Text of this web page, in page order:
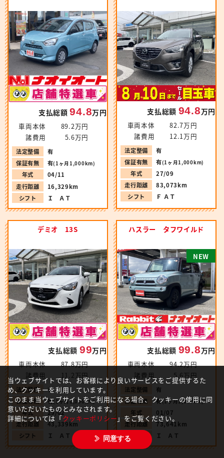
支払総額94.8万円
車両本体
89.2万円
諸費用
5.6万円
法定整備
有
保証有無
有(1ヶ月1,000km)
年式
04/11
走行距離
16,329km
シフト
Ｉ ＡＴ
支払総額 94.8万円
車両本体
82.7万円
諸費用
12.1万円
法定整備
有
保証有無
有(1ヶ月1,000km)
年式
27/09
走行距離
83,073km
シフト
Ｆ ＡＴ
デミオ 13S
支払総額 99万円
車両本体
87.8万円
諸費用
11.2万円
法定整備
有
保証有無
有(1ヶ月1,000km)
年式
29/02
走行距離
43,339km
シフト
Ｉ ＡＴ
ハスラー タフワイルド
NE W
支払総額 99.8万円
車両本体
94.2万円
諸費用
5.6万円
法定整備
有
保証有無
有(1ヶ月1,000km)
年式
01/07
走行距離
73,641km
シフト
Ｉ ＡＴ
当ウェブサイトでは、お客様により良いサービスをご提供するた
め、クッキーを利用しています。
このまま当ウェブサイトをご利用になる場合、クッキーの使用に同
意いただいたものとみなされます。
詳細については「クッキーポリシー 」をご覧ください。
同意する